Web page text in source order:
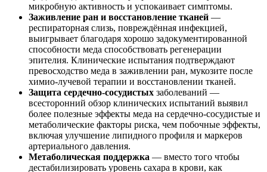
микробную активность и успокаивает симптомы.
Заживление ран и восстановление тканей —
респираторная слизь, повреждённая инфекцией,
выигрывает благодаря хорошо задокументированной
способности меда способствовать регенерации
эпителия. Клинические испытания подтверждают
превосходство меда в заживлении ран, мукозите после
химио-лучевой терапии и восстановлении тканей.
Защита сердечно-сосудистых заболеваний —
всесторонний обзор клинических испытаний выявил
более полезные эффекты меда на сердечно-сосудистые и
метаболические факторы риска, чем побочные эффекты,
включая улучшение липидного профиля и маркеров
артериального давления.
Метаболическая поддержка — вместо того чтобы
дестабилизировать уровень сахара в крови, как